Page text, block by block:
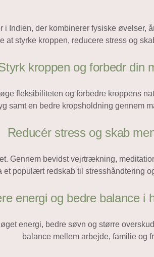
i Indien, der kombinerer fysiske
at styrke kroppen, reducere stress og
kroppen og forbedr din
fleksibiliteten og forbedre kroppens
samt en bedre kropsholdning gennem
Reducér stress og skab
Gennem bevidst vejrtrækning,
et populært redskab til stresshåndtering
energi og bedre balance i
energi, bedre søvn og større
balance mellem arbejde, familie og